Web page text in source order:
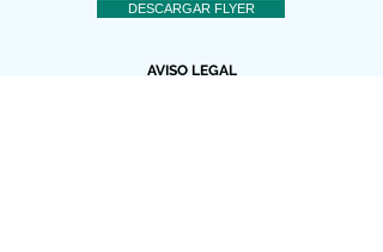
DESCARGAR FLYER
AVISO LEGAL